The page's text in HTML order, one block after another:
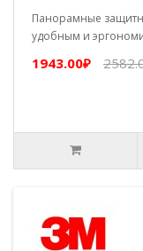
Панорамные
удобным и
1943.00₽